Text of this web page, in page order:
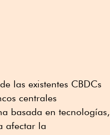
las existentes CBDCs
centrales
basada en tecnologías,
afectar la